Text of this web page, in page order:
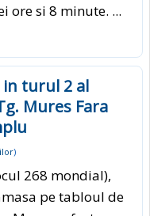
ore si 8 minute. ...
in turul 2 al
Mures Fara
)
268 mondial),
pe tabloul de